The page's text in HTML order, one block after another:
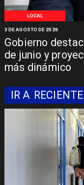
LOCAL
Gobierno
de junio y
más dinámico
3 DE AGOSTO DE 2026
IR A RECIENTE